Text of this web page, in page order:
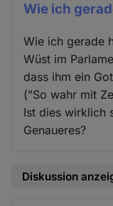
Wie ich
Wie ich gerade
Wüst im
dass ihm ein
("So wahr mit
Ist dies wirklich
Genaueres?
Diskussion